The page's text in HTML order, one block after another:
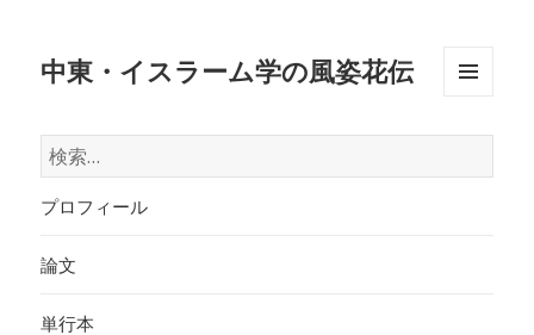
中東・イスラーム学の風姿花伝
検
索:
プロフィール
論文
単行本